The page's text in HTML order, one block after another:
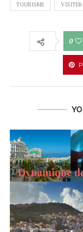
TOURISME VISITER
0